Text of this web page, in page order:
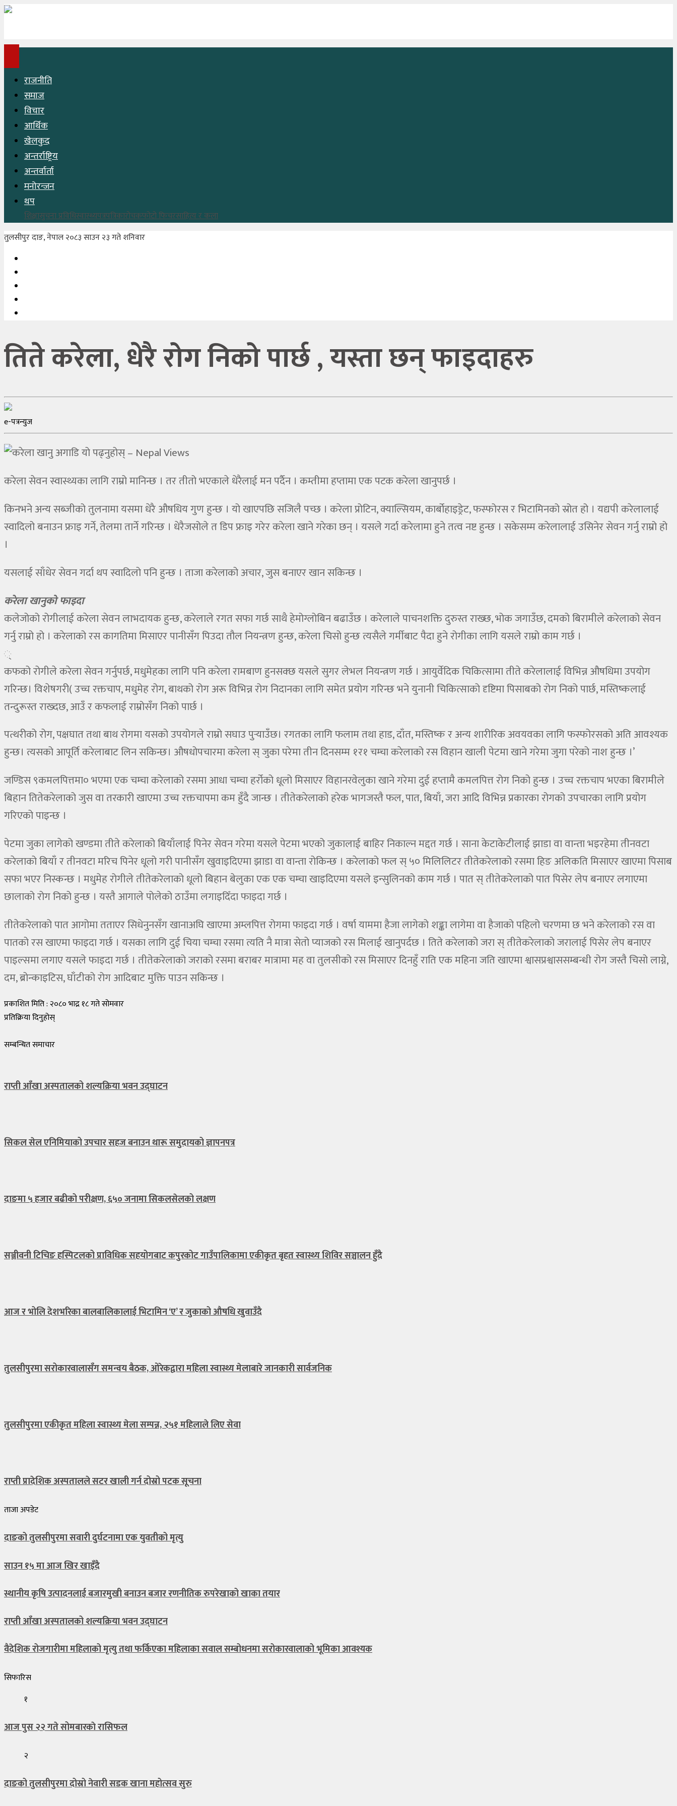
राजनीति
समाज
विचार
आर्थिक
खेलकुद
अन्तर्राष्ट्रिय
अन्तर्वार्ता
मनोरन्जन
थप
शिक्षासुचना प्रविधिस्वास्थ्यपत्रपत्रिकारोचकफोटो फिचरसाहित्य र कला
तुलसीपुर दाङ, नेपाल२०८३ साउन २३ गते शनिवार
तिते करेला, धेरै रोग निको पार्छ , यस्ता छन् फाइदाहरु
e-पत्रन्युज
करेला सेवन स्वास्थ्यका लागि राम्रो मानिन्छ । तर तीतो भएकाले धेरैलाई मन पर्दैन । कम्तीमा हप्तामा एक पटक करेला खानुपर्छ ।
किनभने अन्य सब्जीको तुलनामा यसमा धेरै औषधिय गुण हुन्छ । यो खाएपछि सजिलै पच्छ । करेला प्रोटिन, क्याल्सियम, कार्बोहाइड्रेट, फस्फोरस र भिटामिनको स्रोत हो । यद्यपी करेलालाई
स्वादिलो बनाउन फ्राइ गर्ने, तेलमा तार्ने गरिन्छ । धेरैजसोले त डिप फ्राइ गरेर करेला खाने गरेका छन् । यसले गर्दा करेलामा हुने तत्व नष्ट हुन्छ । सकेसम्म करेलालाई उसिनेर सेवन गर्नु राम्रो हो
।
यसलाई साँधेर सेवन गर्दा थप स्वादिलो पनि हुन्छ । ताजा करेलाको अचार, जुस बनाएर खान सकिन्छ ।
करेला खानुको फाइदा
कलेजोको रोगीलाई करेला सेवन लाभदायक हुन्छ, करेलाले रगत सफा गर्छ साथै हेमोग्लोबिन बढाउँछ । करेलाले पाचनशक्ति दुरुस्त राख्छ, भोक जगाउँछ, दमको बिरामीले करेलाको सेवन
गर्नु राम्रो हो । करेलाको रस कागतिमा मिसाएर पानीसँग पिउदा तौल नियन्त्रण हुन्छ, करेला चिसो हुन्छ त्यसैले गर्मीबाट पैदा हुने रोगीका लागि यसले राम्रो काम गर्छ ।
्
कफको रोगीले करेला सेवन गर्नुपर्छ, मधुमेहका लागि पनि करेला रामबाण हुनसक्छ यसले सुगर लेभल नियन्त्रण गर्छ । आयुर्वेदिक चिकित्सामा तीते करेलालाई विभिन्न औषधिमा उपयोग
गरिन्छ। विशेषगरी( उच्च रक्तचाप, मधुमेह रोग, बाथको रोग अरू विभिन्न रोग निदानका लागि समेत प्रयोग गरिन्छ भने युनानी चिकित्साको दृष्टिमा पिसाबको रोग निको पार्छ, मस्तिष्कलाई
तन्दुरूस्त राख्दछ, आउँ र कफलाई राम्रोसँग निको पार्छ ।
पत्थरीको रोग, पक्षघात तथा बाथ रोगमा यसको उपयोगले राम्रो सघाउ पुर्‍याउँछ। रगतका लागि फलाम तथा हाड, दाँत, मस्तिष्क र अन्य शारीरिक अवयवका लागि फस्फोरसको अति आवश्यक
हुन्छ। त्यसको आपूर्ति करेलाबाट लिन सकिन्छ। औषधोपचारमा करेला स् जुका परेमा तीन दिनसम्म १र१ चम्चा करेलाको रस विहान खाली पेटमा खाने गरेमा जुगा परेको नाश हुन्छ ।’
जण्डिस ९कमलपित्तमा० भएमा एक चम्चा करेलाको रसमा आधा चम्चा हर्रोको धूलो मिसाएर विहानरवेलुका खाने गरेमा दुई हप्तामै कमलपित्त रोग निको हुन्छ । उच्च रक्तचाप भएका बिरामीले
बिहान तितेकरेलाको जुस वा तरकारी खाएमा उच्च रक्तचापमा कम हुँदै जान्छ । तीतेकरेलाको हरेक भागजस्तै फल, पात, बियाँ, जरा आदि विभिन्न प्रकारका रोगको उपचारका लागि प्रयोग
गरिएको पाइन्छ ।
पेटमा जुका लागेको खण्डमा तीते करेलाको बियाँलाई पिनेर सेवन गरेमा यसले पेटमा भएको जुकालाई बाहिर निकाल्न मद्दत गर्छ । साना केटाकेटीलाई झाडा वा वान्ता भइरहेमा तीनवटा
करेलाको बियाँ र तीनवटा मरिच पिनेर धूलो गरी पानीसँग खुवाइदिएमा झाडा वा वान्ता रोकिन्छ । करेलाको फल स् ५० मिलिलिटर तीतेकरेलाको रसमा हिङ अलिकति मिसाएर खाएमा पिसाब
सफा भएर निस्कन्छ । मधुमेह रोगीले तीतेकरेलाको धूलो बिहान बेलुका एक एक चम्चा खाइदिएमा यसले इन्सुलिनको काम गर्छ । पात स् तीतेकरेलाको पात पिसेर लेप बनाएर लगाएमा
छालाको रोग निको हुन्छ । यस्तै आगाले पोलेको ठाउँमा लगाइदिँदा फाइदा गर्छ ।
तीतेकरेलाको पात आगोमा तताएर सिधेनुनसँग खानाअघि खाएमा अम्लपित्त रोगमा फाइदा गर्छ । वर्षा याममा हैजा लागेको शङ्का लागेमा वा हैजाको पहिलो चरणमा छ भने करेलाको रस वा
पातको रस खाएमा फाइदा गर्छ । यसका लागि दुई चिया चम्चा रसमा त्यति नै मात्रा सेतो प्याजको रस मिलाई खानुपर्दछ । तिते करेलाको जरा स् तीतेकरेलाको जरालाई पिसेर लेप बनाएर
पाइल्समा लगाए यसले फाइदा गर्छ । तीतेकरेलाको जराको रसमा बराबर मात्रामा मह वा तुलसीको रस मिसाएर दिनहुँ राति एक महिना जति खाएमा श्वासप्रश्वाससम्बन्धी रोग जस्तै चिसो लाग्ने,
दम, ब्रोन्काइटिस, घाँटीको रोग आदिबाट मुक्ति पाउन सकिन्छ ।
प्रकाशित मिति : २०८० भाद्र १८ गते सोमवार
प्रतिक्रिया दिनुहोस्
सम्बन्धित समाचार
राप्ती आँखा अस्पतालको शल्यक्रिया भवन उद्घाटन
सिकल सेल एनिमियाको उपचार सहज बनाउन थारू समुदायको ज्ञापनपत्र
दाङमा ५ हजार बढीको परीक्षण, ६५० जनामा सिकलसेलको लक्षण
सञ्जीवनी टिचिङ हस्पिटलको प्राविधिक सहयोगबाट कपुरकोट गाउँपालिकामा एकीकृत बृहत स्वास्थ्य शिविर सञ्चालन हुँदै
आज र भोलि देशभरिका बालबालिकालाई भिटामिन ‘ए’ र जुकाको औषधि खुवाउँदै
तुलसीपुरमा सरोकारवालासँग समन्वय बैठक, ओरेकद्वारा महिला स्वास्थ्य मेलाबारे जानकारी सार्वजनिक
तुलसीपुरमा एकीकृत महिला स्वास्थ्य मेला सम्पन्न, २५१ महिलाले लिए सेवा
राप्ती प्रादेशिक अस्पतालले सटर खाली गर्न दोस्रो पटक सूचना
ताजा अपडेट
दाङको तुलसीपुरमा सवारी दुर्घटनामा एक युवतीको मृत्यु
साउन १५ मा आज खिर खाइँदै
स्थानीय कृषि उत्पादनलाई बजारमुखी बनाउन बजार रणनीतिक रुपरेखाको खाका तयार
राप्ती आँखा अस्पतालको शल्यक्रिया भवन उद्घाटन
वैदेशिक रोजगारीमा महिलाको मृत्यु तथा फर्किएका महिलाका सवाल सम्बोधनमा सरोकारवालाको भूमिका आवश्यक
सिफारिस
१
आज पुस २२ गते सोमबारकाे रासिफल
२
दाङको तुलसीपुरमा दोस्रो नेवारी सडक खाना महोत्सव सुरु